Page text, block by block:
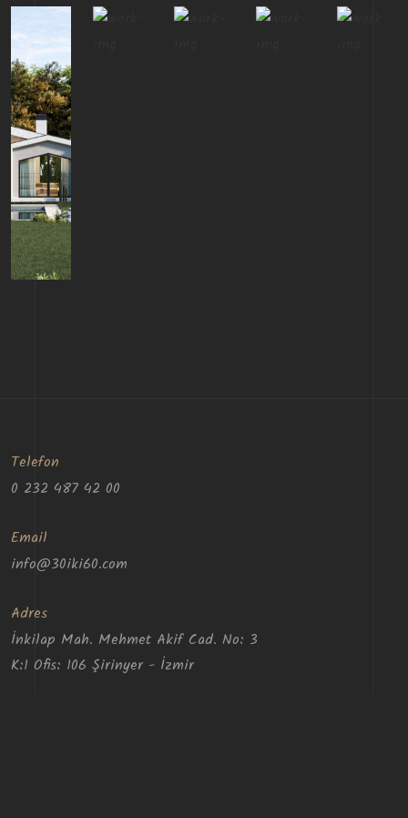
Telefon
0 232 487 42 00
Email
info@30iki60.com
Adres
İnkilap Mah. Mehmet Akif Cad. No: 3
K:1 Ofis: 106 Şirinyer - İzmir